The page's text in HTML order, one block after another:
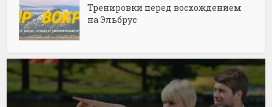
Тренировки перед восхождением
на Эльбрус